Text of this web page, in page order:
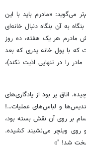
می‌گوید: «مادرم باید با این
به آن بنگاه دنبال خانه‌ای
هر یک هفته، ده روز
که با پول خانه پدری که بعد
را در تنهایی اذیت نکند)،
اتاق پر بود از یادگاری‌های
و لباس‌های عملیات…!
بر روی آن نقش بسته بود،
ویلچر می‌نشیند کشیده.
سخت شد! "»